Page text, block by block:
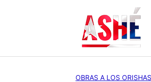
OBRAS A LOS ORISHAS